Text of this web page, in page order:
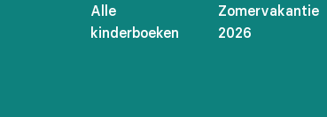
Alle
kinderboeken
Zomervakantie
2026
Aanmelden